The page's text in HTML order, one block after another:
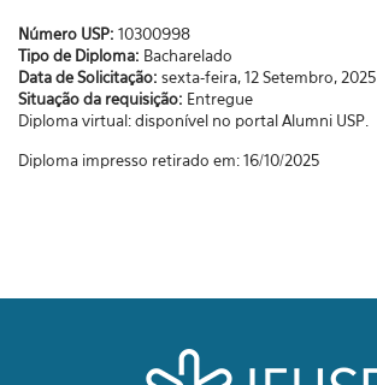
Número USP: 10300998
Tipo de Diploma: Bacharelado
Data de Solicitação: sexta-feira, 12 Setembro, 2025
Situação da requisição: Entregue
Diploma virtual: disponível no portal Alumni USP.
Diploma impresso retirado em: 16/10/2025